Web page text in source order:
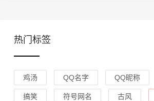
热门标签
鸡汤 QQ名字 QQ昵称
搞笑 符号网名 古风